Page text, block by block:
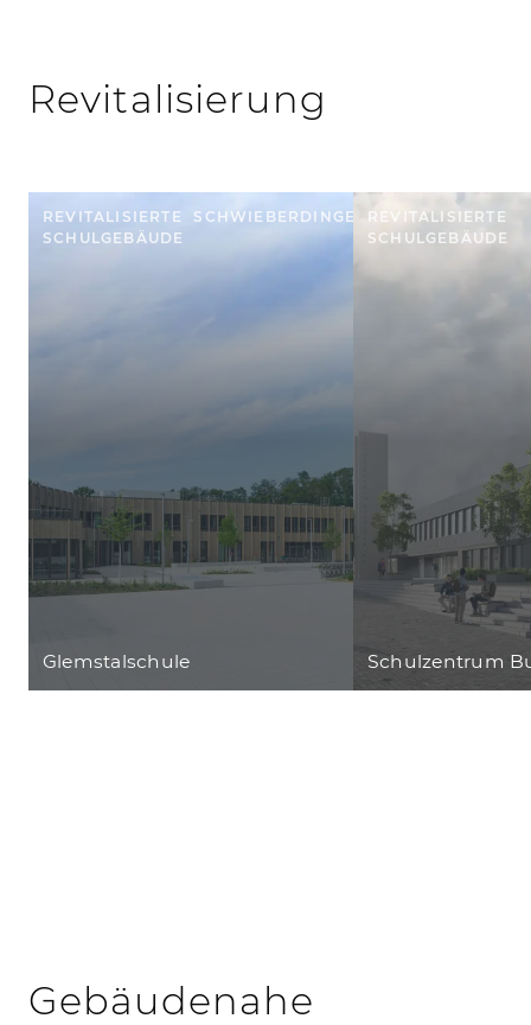
Revitalisierung
REVITALISIERTE
SCHULGEBÄUDE
SCHWIEBERDINGEN
Glemstalschule
REVITALISIERTE
SCHULGEBÄUDE
Schulzentrum
Gebäudenahe